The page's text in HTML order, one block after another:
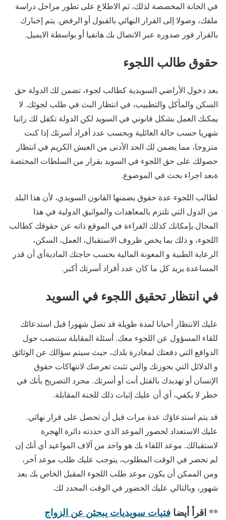
في الخانة المخصصة لذلك، ثم الاطلاع على تطور مراحل دراسة
ملفك، وصولا إلى القرار النهائي بالقبول أو الرفض. يتم إخبارك
بالقرار فور صدوره عبر الاتصال بك هاتفيا أو بواسطة الايميل.
حقوق طالب اللجوء
بعد دخول الأراضي السويدية كطالب لجوء، تضمن لك الدولة حق
السكن والمأكل والتطبيب، في انتظار البث في طلب لجوئك. لا
يمكنك العمل بشكل قانوني في السويد لكن الدولة تكفل لك راتبا
شهريا حسب حالة العائلية وبحسب عدد أفراد أسرتك إذا كنت
متزوجا، مما يضمن لك الحد الأدنى من العيش الكريم في انتظار
حصولك على حق اللجوء في السويد بقرار من السلطات المختصة
ةبعد اجراء بحث في الموضوع.
لطالب اللجوء عدة حقوق يضمنها القانون السويدي، لأن هذا البلد
من الدول التي تلتزم بالمعاهدات والمواثيق الدولية في هذا
المجال.بإمكانك كذلك القراءة في الموقع ذاته عن حقوقك كطالب
اللجوء، و ذلك بما يخص ظروف الاستقبال، العمل، السكن،
الرعاية الطبية و المعونة المالية بحسب حاجتك الماديةأي أن قدر
المساعدة يزيد كل ما كان عدد أفراد أسرتك أكبر.
في انتظار تحقيق اللجوء في السويد
عليك الانتظار أحيانا لمدة طويلة قد تصل شهورا قبل استدعائك
للقاء المسؤول عن اللجوء معك. أسئلة المقابلة ستنصب حول
الدوافع التي دفعتك لمغادرة بلدك، حيث سيتم سؤالك عن الوثائق
و الدلائل التي بحوزتك والتي تثبث تعرضك لانتهاكات حقوق
الإنسان أو تهديدك بالقتل أنت أو أسرتك. مجرد التصريح بأنك في
خطر لا يكفي، أي أن عليك إثبات ذلك للجنة المقابلة.
قد يتم استدعاؤك عدة مرات قبل أن تحصل على قرار نهائي.
عليك الاستعداد لحضور الموعد الذي حددته دائرة الهجرة
لاستقبالك. موعد اللقاء بك هو واحد من آلاف المواعيد أي أنك إن
لم تحضر في الوقت المطلوب، يتوجب عليك طلب موعد آخر،
ومن الممكن أن يكون موعد طلب اللجوء المقبل الخاص بك بعد
شهور، وبالتالي عليك الحضور في الوقت المحدد لك.
** اقرأ أيضا فتيات سويديات يبحثن عن الزواج